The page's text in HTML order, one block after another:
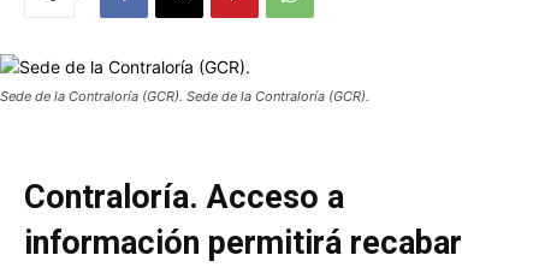
Sede de la Contraloría (GCR). Sede de la Contraloría (GCR).
Contraloría. Acceso a
información permitirá recabar